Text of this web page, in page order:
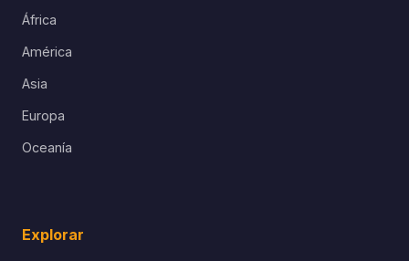
África
América
Asia
Europa
Oceanía
Explorar